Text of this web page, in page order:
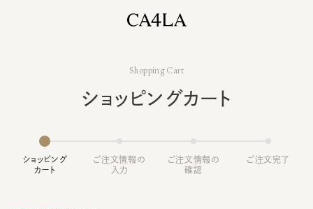
Shopping Cart
ショッピングカート
ショッピング
カート
ご注文情報の
入力
ご注文情報の
確認
ご注文完了